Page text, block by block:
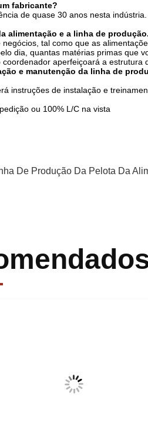
fabricante?
de quase 30 anos nesta
alimentação e a linha de
tal como que as
dia, quantas matérias primas que
aperfeiçoará a estrutura
e manutenção da linha de
instruções de instalação e
ou 100% L/C na vista
De Produção Da Pelota Da